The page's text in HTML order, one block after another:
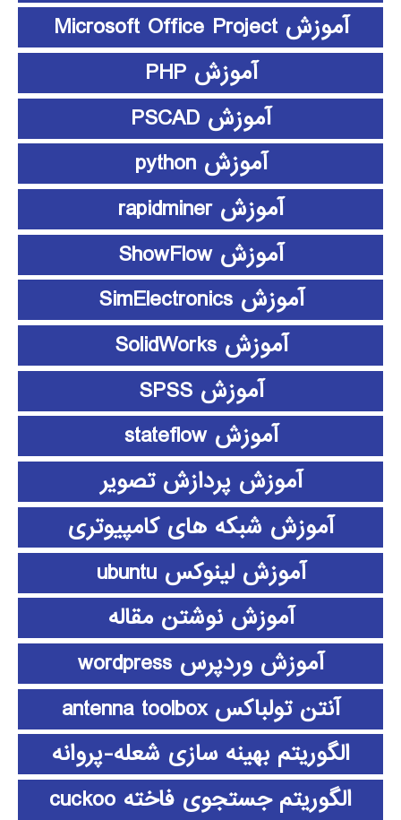
آموزش Microsoft Office Project
آموزش PHP
آموزش PSCAD
آموزش python
آموزش rapidminer
آموزش ShowFlow
آموزش SimElectronics
آموزش SolidWorks
آموزش SPSS
آموزش stateflow
آموزش پردازش تصویر
آموزش شبکه های کامپیوتری
آموزش لینوکس ubuntu
آموزش نوشتن مقاله
آموزش وردپرس wordpress
آنتن تولباکس antenna toolbox
الگوریتم بهینه سازی شعله-پروانه
الگوریتم جستجوی فاخته cuckoo